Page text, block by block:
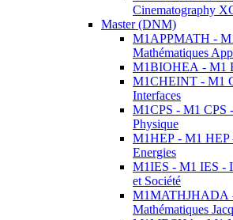
Cinematography
Master (DNM)
M1APPMATH -
Mathématiques
M1BIOHEA - M1
M1CHEINT - M1
Interfaces
M1CPS - M1 CPS
Physique
M1HEP - M1 HEP
Energies
M1IES - M1 IES -
et Société
M1MATHJHADA
Mathématiques